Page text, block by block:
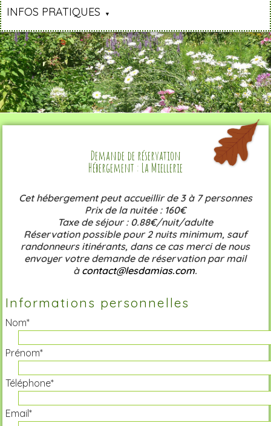
INFOS PRATIQUES
Demande de réservation
Hébergement : La Miellerie
Cet hébergement peut accueillir de 3 à 7 personnes
Prix de la nuitée : 160€
Taxe de séjour : 0.88€/nuit/adulte
Réservation possible pour 2 nuits minimum, sauf
randonneurs itinérants, dans ce cas merci de nous
envoyer votre demande de réservation par mail
à contact@lesdamias.com.
Informations personnelles
Nom*
Prénom*
Téléphone*
Email*